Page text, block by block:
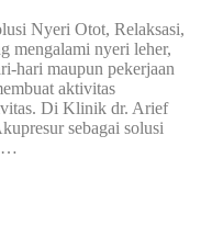
Nyeri Otot, Relaksasi,
mengalami nyeri leher,
hari maupun pekerjaan
aktivitas
Di Klinik dr. Arief
sebagai solusi